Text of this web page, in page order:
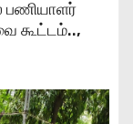
பணியாளர்
கூட்டம்..,